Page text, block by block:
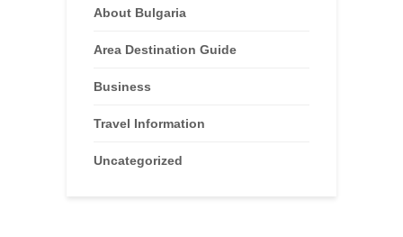
About Bulgaria
Area Destination Guide
Business
Travel Information
Uncategorized